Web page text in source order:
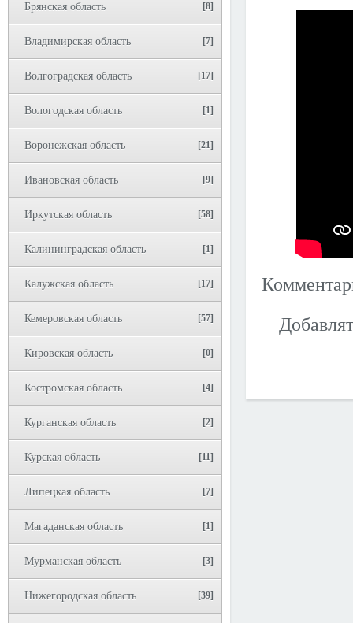
Брянская область [8]
Владимирская область [7]
Волгоградская область [17]
Вологодская область [1]
Воронежская область [21]
Ивановская область [9]
Иркутская область [58]
Калининградская область [1]
Калужская область [17]
Кемеровская область [57]
Кировская область [0]
Костромская область [4]
Курганская область [2]
Курская область [11]
Липецкая область [7]
Магаданская область [1]
Мурманская область [3]
Нижегородская область [39]